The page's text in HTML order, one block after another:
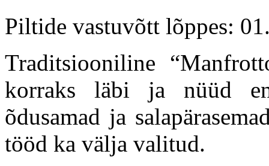
Piltide vastuvõtt lõppes:
Traditsiooniline
korraks läbi ja nüüd
õdusamad ja
tööd ka välja valitud.